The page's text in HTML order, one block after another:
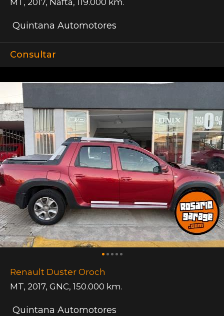
Quintana Automotores
Consultar
Renault Duster Oroch
MT, 2017, GNC, 150.000 km.
Quintana Automotores